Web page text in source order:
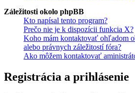
Záležitosti okolo phpBB
Kto napísal tento program?
Prečo nie je k dispozícii funkcia X?
Koho mám kontaktovať ohľadom
alebo právnych záležitostí fóra?
Ako môžem kontaktovať
Registrácia a prihlásenie